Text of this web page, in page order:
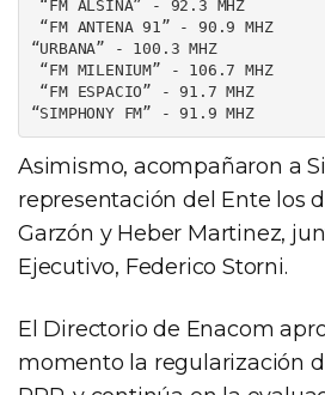
“URBANA” - 100.3 MHZ
“SIMPHONY FM” - 91.9 MHZ
Asimismo, acompañaron a
representación del Ente los
Garzón y Heber Martinez,
Ejecutivo, Federico Storni.
El Directorio de Enacom
momento la regularización